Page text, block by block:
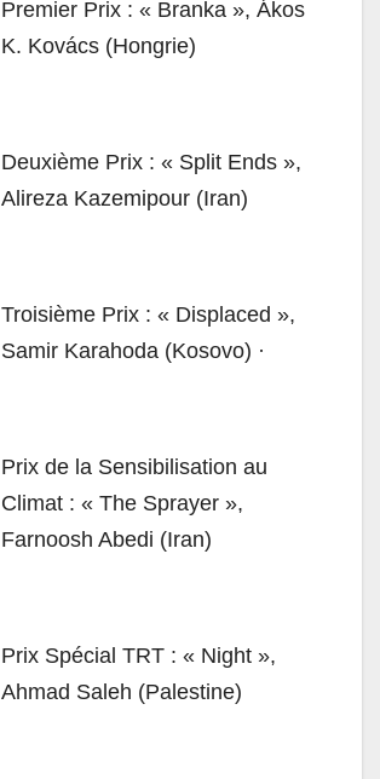
Premier Prix : « Branka », Ákos
K. Kovács (Hongrie)
Deuxième Prix : « Split Ends »,
Alireza Kazemipour (Iran)
Troisième Prix : « Displaced »,
Samir Karahoda (Kosovo) ·
Prix de la Sensibilisation au
Climat : « The Sprayer »,
Farnoosh Abedi (Iran)
Prix Spécial TRT : « Night »,
Ahmad Saleh (Palestine)